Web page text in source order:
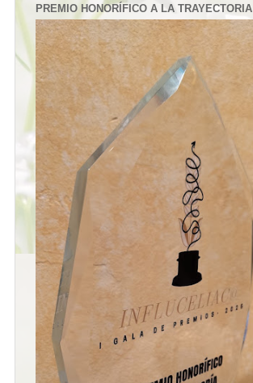
PREMIO HONORÍFICO A LA TRAYECTORIA